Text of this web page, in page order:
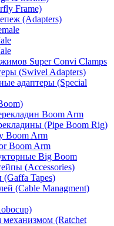
Frame)
(Adapters)
Super Convi Clamps
(Swivel Adapters)
адаптеры (Special
Boom Arm
(Pipe Boom Rig)
Boom Arm
Boom Arm
Big Boom
(Accessories)
Tapes)
(Cable Managment)
(Ratchet